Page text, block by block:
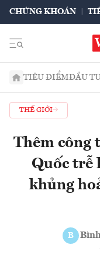
CHỨNG KHOÁN
TIÊU ĐIỂMĐẦU
THẾ GIỚI
Thêm công
Quốc trễ
khủng
B